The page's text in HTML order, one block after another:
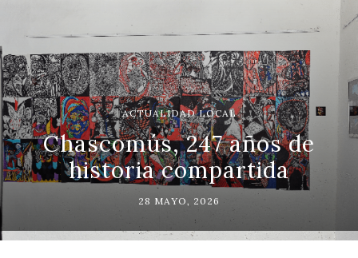
ACTUALIDAD LOCAL
Chascomús, 247 años de
historia compartida
28 MAYO, 2026